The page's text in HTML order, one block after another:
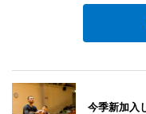
今季新加入